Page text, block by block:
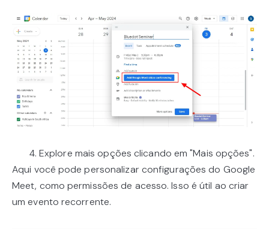
4. Explore mais opções clicando em "Mais opções".
Aqui você pode personalizar configurações do Google
Meet, como permissões de acesso. Isso é útil ao criar
um evento recorrente.